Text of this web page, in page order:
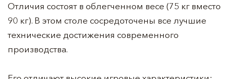
Отличия состоят в облегченном весе (75 кг вместо
90 кг). В этом столе сосредоточены все лучшие
технические достижения современного
производства.